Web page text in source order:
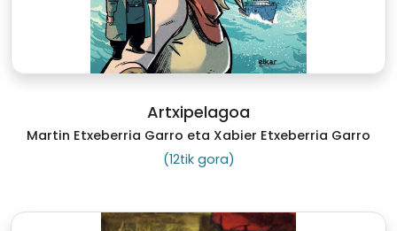
Artxipelagoa
Martin Etxeberria Garro eta Xabier Etxeberria Garro
(12tik gora)